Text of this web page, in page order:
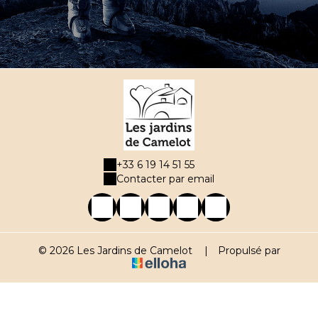
+33 6 19 14 51 55
Contacter par email
© 2026 Les Jardins de Camelot | Propulsé par